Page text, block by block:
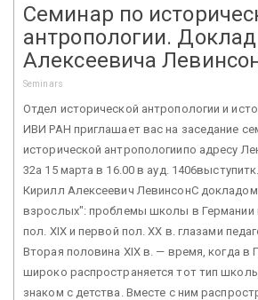
Семинар по
антропологии.
Алексеевича
Seminars
Отдел исторической антропологии и
ИВИ РАН приглашает вас на заседание
исторической антропологиипо адресу
32а 15 марта в 16.00 в ауд.
Кирилл Алексеевич ЛевинсонС
взрослых": проблемы школы в Германии
пол. XIX и первой пол. ХХ в. глазами
Вторая половина XIX в. — время, когда в
широко распространяется тот тип
знаком с детства. Вместе с ним